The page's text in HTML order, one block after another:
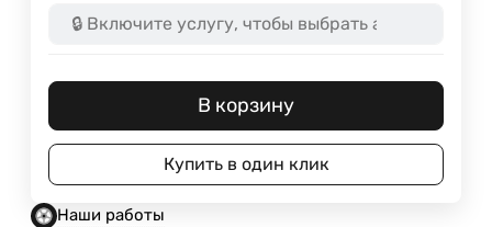
В корзину
Купить в один клик
Наши работы